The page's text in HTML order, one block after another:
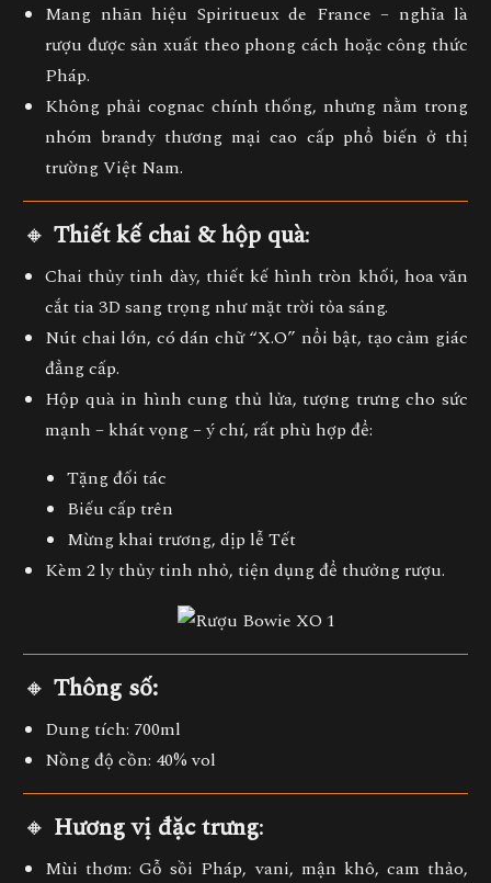
Mang nhãn hiệu Spiritueux de France – nghĩa là
rượu được sản xuất theo phong cách hoặc công thức
Pháp.
Không phải cognac chính thống, nhưng nằm trong
nhóm brandy thương mại cao cấp phổ biến ở thị
trường Việt Nam.
🔸 Thiết kế chai & hộp quà:
Chai thủy tinh dày, thiết kế hình tròn khối, hoa văn
cắt tia 3D sang trọng như mặt trời tỏa sáng.
Nút chai lớn, có dán chữ “X.O” nổi bật, tạo cảm giác
đẳng cấp.
Hộp quà in hình cung thủ lửa, tượng trưng chosức
mạnh – khát vọng – ý chí, rất phù hợp để:
Tặng đối tác
Biếu cấp trên
Mừng khai trương, dịp lễ Tết
Kèm 2 ly thủy tinh nhỏ, tiện dụng để thưởng rượu.
🔸 Thông số:
Dung tích: 700ml
Nồng độ cồn: 40% vol
🔸 Hương vị đặc trưng:
Mùi thơm: Gỗ sồi Pháp, vani, mận khô, cam thảo,